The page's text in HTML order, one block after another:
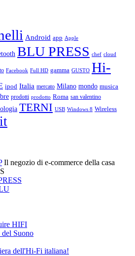
Android app Apple
BLU PRESS chef cloud
Facebook Full HD gamma GUSTO Hi-
ipod Italia mercato Milano mondo musica
prodotti prodotto Roma san valentino
TERNI USB Windows 8 Wireless
Il negozio di e-commerce della casa
HIFI
Suono
dell'Hi-Fi italiana!